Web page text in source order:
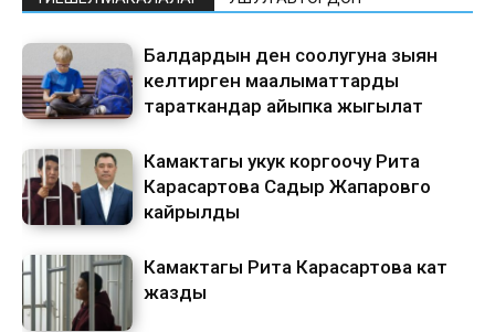
Балдардын ден соолугуна зыян
келтирген маалыматтарды
тараткандар айыпка жыгылат
Камактагы укук коргоочу Рита
Карасартова Садыр Жапаровго
кайрылды
Камактагы Рита Карасартова кат
жазды